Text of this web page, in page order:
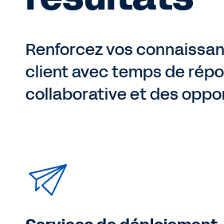
Renforcez vos
client avec temps de
collaborative et des